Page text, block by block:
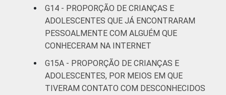
coletados por meio de questionários de
autopreenchimento.
Publicação dos dados em: 10/10/2016.
Correção dos dados em: 28/10/2016. Mais
https://cetic.br/noticia/cetic-br-informa-
correcao-dos-resultados-da-pesquisa-tic-
kids-online-brasil-2015/
G14 - PROPORÇÃO DE CRIANÇAS E
ADOLESCENTES QUE JÁ ENCONTRARAM
PESSOALMENTE COM ALGUÉM QUE
CONHECERAM NA INTERNET
G15A - PROPORÇÃO DE CRIANÇAS E
ADOLESCENTES, POR MEIOS EM QUE
TIVERAM CONTATO COM DESCONHECIDOS